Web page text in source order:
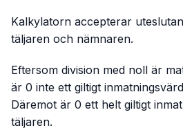
Kalkylatorn accepterar
täljaren och nämnaren.
Eftersom division med noll är
är 0 inte ett giltigt
Däremot är 0 ett helt giltigt
täljaren.